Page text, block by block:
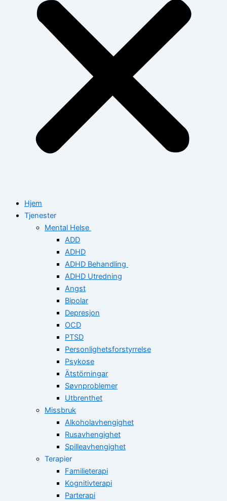
Hjem
Tjenester
Mental Helse
ADD
ADHD
ADHD Behandling
ADHD Utredning
Angst
Bipolar
Depresjon
OCD
PTSD
Personlighetsforstyrrelse
Psykose
Ätstörningar
Søvnproblemer
Utbrenthet
Missbruk
Alkoholavhengighet
Rusavhengighet
Spilleavhengighet
Terapier
Familieterapi
Kognitivterapi
Parterapi